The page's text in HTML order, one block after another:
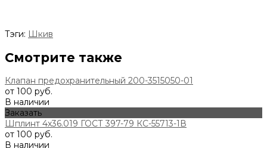
Тэги: Шкив
Смотрите также
Клапан предохранительный 200-3515050-01
от 100 руб.
В наличии
Заказать
Шплинт 4х36.019 ГОСТ 397-79 КС-55713-1В
от 100 руб.
В наличии